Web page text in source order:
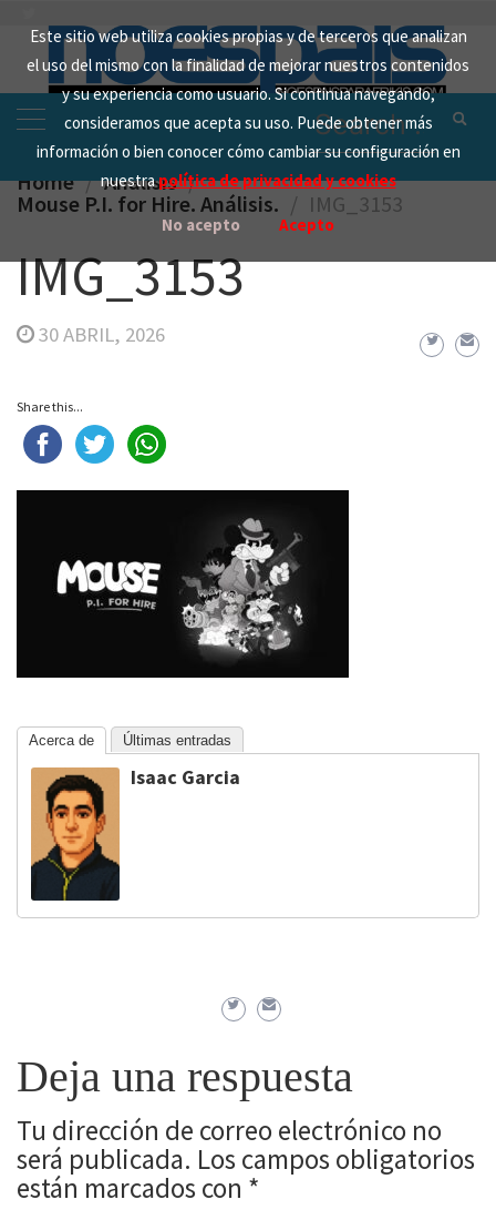
Este sitio web utiliza cookies propias y de terceros que analizan
el uso del mismo con la finalidad de mejorar nuestros contenidos
y su experiencia como usuario. Si continua navegando,
consideramos que acepta su uso. Puede obtener más
información o bien conocer cómo cambiar su configuración en
nuestrapolítica de privacidad y cookies
No acepto Acepto
content
Search
for:
Home Analisis
Mouse P.I. for Hire. Análisis. IMG_3153
IMG_3153
30 ABRIL, 2026
Share this...
Acerca de Últimas entradas
Isaac Garcia
Deja una respuesta
Tu dirección de correo electrónico no
será publicada. Los campos obligatorios
están marcados con *